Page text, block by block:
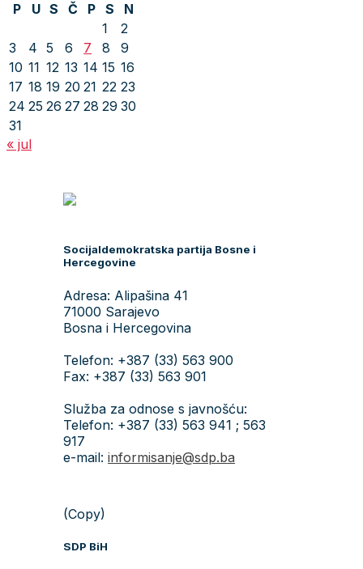
P
U S Č P S
N
1
2
3
4 5 6 7 8
9
10 11 12 13 14 15 16
17 18 19 20 21 22 23
24 25 26 27 28 29 30
31
« jul
Socijaldemokratska partija Bosne i
Hercegovine
Adresa: Alipašina 41
71000 Sarajevo
Bosna i Hercegovina
Telefon: +387 (33) 563 900
Fax: +387 (33) 563 901
Služba za odnose s javnošću:
Telefon: +387 (33) 563 941 ; 563
917
e-mail: informisanje@sdp.ba
(Copy)
SDP BiH